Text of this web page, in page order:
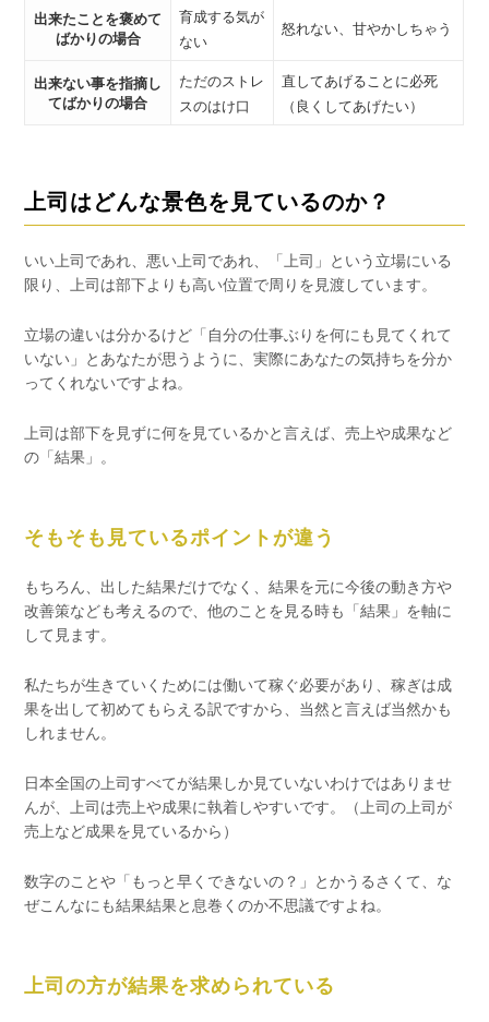
出来たことを褒めて
ばかりの場合
育成する気が
ない
怒れない、甘やかしちゃう
出来ない事を指摘し
てばかりの場合
ただのストレ
スのはけ口
直してあげることに必死
（良くしてあげたい）
上司はどんな景色を見ているのか？
いい上司であれ、悪い上司であれ、「上司」という立場にいる
限り、上司は部下よりも高い位置で周りを見渡しています。
立場の違いは分かるけど「自分の仕事ぶりを何にも見てくれて
いない」とあなたが思うように、実際にあなたの気持ちを分か
ってくれないですよね。
上司は部下を見ずに何を見ているかと言えば、売上や成果など
の「結果」。
そもそも見ているポイントが違う
もちろん、出した結果だけでなく、結果を元に今後の動き方や
改善策なども考えるので、他のことを見る時も「結果」を軸に
して見ます。
私たちが生きていくためには働いて稼ぐ必要があり、稼ぎは成
果を出して初めてもらえる訳ですから、当然と言えば当然かも
しれません。
日本全国の上司すべてが結果しか見ていないわけではありませ
んが、上司は売上や成果に執着しやすいです。（上司の上司が
売上など成果を見ているから）
数字のことや「もっと早くできないの？」とかうるさくて、な
ぜこんなにも結果結果と息巻くのか不思議ですよね。
上司の方が結果を求められている